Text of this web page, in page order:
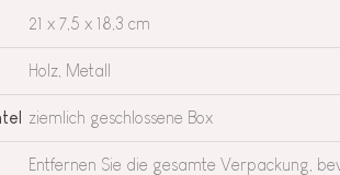
21 x 7,5 x 18,3 cm
Holz, Metall
ziemlich geschlossene Box
Entfernen Sie die gesamte Verpackung,